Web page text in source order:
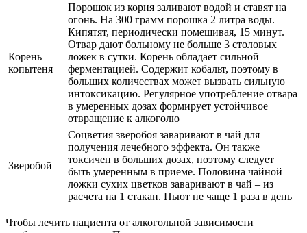
Корень
копытеня
Порошок из корня заливают водой и ставят на
огонь. На 300 грамм порошка 2 литра воды.
Кипятят, периодически помешивая, 15 минут.
Отвар дают больному не больше 3 столовых
ложек в сутки. Корень обладает сильной
ферментацией. Содержит кобальт, поэтому в
больших количествах может вызвать сильную
интоксикацию. Регулярное употребление отвара
в умеренных дозах формирует устойчивое
отвращение к алкоголю
Зверобой
Соцветия зверобоя заваривают в чай для
получения лечебного эффекта. Он также
токсичен в больших дозах, поэтому следует
быть умеренным в приеме. Половина чайной
ложки сухих цветков заваривают в чай – из
расчета на 1 стакан. Пьют не чаще 1 раза в день
Чтобы лечить пациента от алкогольной зависимости